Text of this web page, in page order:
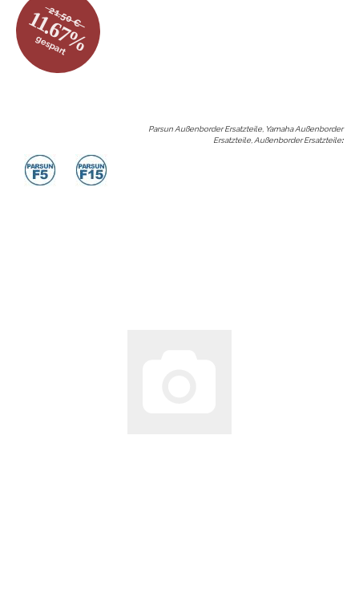
21.50 €
11.67%
gespart
Parsun Außenborder Ersatzteile, Yamaha Außenborder
Ersatzteile, Außenborder Ersatzteile: